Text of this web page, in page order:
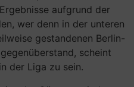
aufgrund der
wer denn in der unteren
gestandenen Berlin-
scheint
der Liga zu sein.